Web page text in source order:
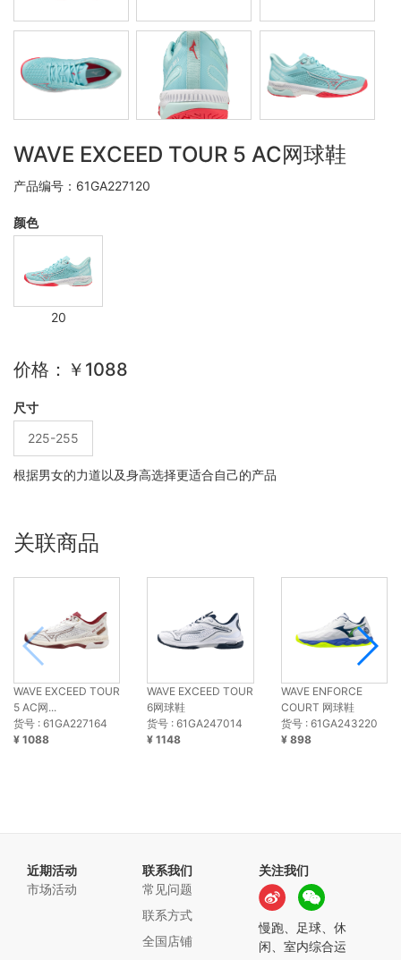
WAVE EXCEED TOUR 5 AC网球鞋
产品编号：61GA227120
颜色
20
价格：￥1088
尺寸
225-255
根据男女的力道以及身高选择更适合自己的产品
关联商品
WAVE EXCEED TOUR
5 AC网...
货号 : 61GA227164
¥ 1088
WAVE EXCEED TOUR
6网球鞋
货号 : 61GA247014
¥ 1148
WAVE ENFORCE
COURT 网球鞋
货号 : 61GA243220
¥ 898
近期活动
市场活动
联系我们
常见问题
联系方式
全国店铺
关注我们
慢跑、足球、休
闲、室内综合运